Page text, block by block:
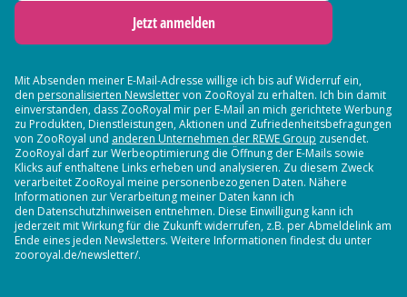
Jetzt anmelden
Mit Absenden meiner E-Mail-Adresse willige ich bis auf Widerruf ein,
den personalisierten Newslettervon ZooRoyal zu erhalten. Ich bin damit
einverstanden, dass ZooRoyal mir per E-Mail an mich gerichtete Werbung
zu Produkten, Dienstleistungen, Aktionen und Zufriedenheitsbefragungen
von ZooRoyal und anderen Unternehmen der REWE Group zusendet.
ZooRoyal darf zur Werbeoptimierung die Öffnung der E-Mails sowie
Klicks auf enthaltene Links erheben und analysieren. Zu diesem Zweck
verarbeitet ZooRoyal meine personenbezogenen Daten. Nähere
Informationen zur Verarbeitung meiner Daten kann ich
den Datenschutzhinweisen entnehmen. Diese Einwilligung kann ich
jederzeit mit Wirkung für die Zukunft widerrufen, z.B. per Abmeldelink am
Ende eines jeden Newsletters. Weitere Informationen findest du unter
zooroyal.de/newsletter/.